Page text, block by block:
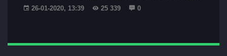
26-01-2020, 13:39 25 339 0